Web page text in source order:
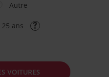
Autre
ans
VOITURES